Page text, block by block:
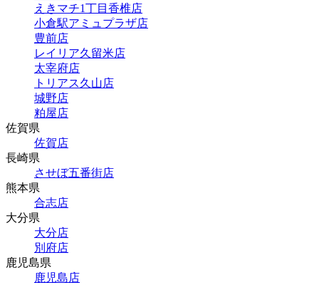
えきマチ1丁目香椎店
小倉駅アミュプラザ店
豊前店
レイリア久留米店
太宰府店
トリアス久山店
城野店
粕屋店
佐賀県
佐賀店
長崎県
させぼ五番街店
熊本県
合志店
大分県
大分店
別府店
鹿児島県
鹿児島店